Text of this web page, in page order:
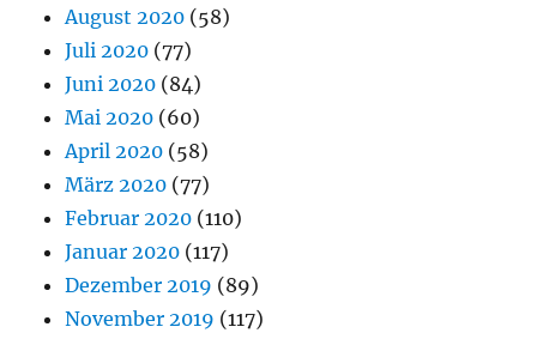
August 2020 (58)
Juli 2020 (77)
Juni 2020 (84)
Mai 2020 (60)
April 2020 (58)
März 2020 (77)
Februar 2020 (110)
Januar 2020 (117)
Dezember 2019 (89)
November 2019 (117)